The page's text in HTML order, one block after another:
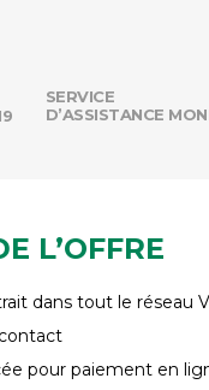
SERVICE
D’ASSISTANCE
L’OFFRE
dans tout le réseau
pour paiement en